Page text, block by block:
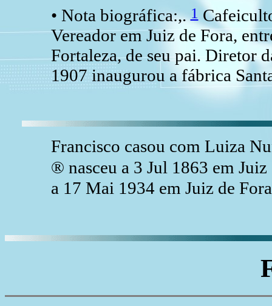
• Nota biográfica:,.1
Vereador em Juiz de Fora,
Fortaleza, de seu pai. Diretor
1907 inaugurou a fábrica
Francisco casou com Luiza
® nasceu a 3 Jul 1863 em
a 17 Mai 1934 em Juiz de